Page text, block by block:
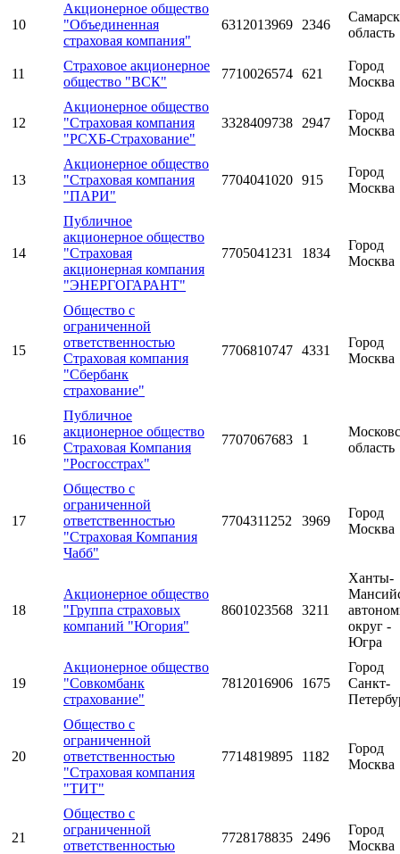
10
Акционерное общество
"Объединенная
страховая компания"
6312013969 2346
область
11
Страховое акционерное
общество "ВСК"
7710026574 621
Город
Москва
12
Акционерное общество
"Страховая компания
"РСХБ-Страхование"
3328409738 2947
Город
Москва
13
Акционерное общество
"Страховая компания
"ПАРИ"
7704041020 915
Город
Москва
14
Публичное
акционерное общество
"Страховая
акционерная компания
"ЭНЕРГОГАРАНТ"
7705041231 1834
Город
Москва
15
Общество с
ограниченной
ответственностью
Страховая компания
"Сбербанк
страхование"
7706810747 4331
Город
Москва
16
Публичное
акционерное общество
Страховая Компания
"Росгосстрах"
7707067683 1
область
17
Общество с
ограниченной
ответственностью
"Страховая Компания
Чабб"
7704311252 3969
Город
Москва
18
Акционерное общество
"Группа страховых
компаний "Югория"
8601023568 3211
Ханты-
округ -
Югра
19
Акционерное общество
"Совкомбанк
страхование"
7812016906 1675
Город
Санкт-
20
Общество с
ограниченной
ответственностью
"Страховая компания
"ТИТ"
7714819895 1182
Город
Москва
21
Общество с
ограниченной
ответственностью
7728178835 2496
Город
Москва